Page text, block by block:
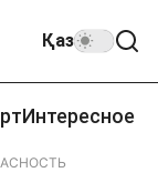
Қаз
Интересное